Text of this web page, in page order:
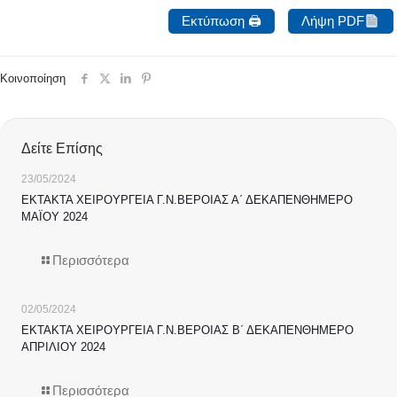
Εκτύπωση 🖨 Λήψη PDF
Κοινοποίηση
Δείτε Επίσης
23/05/2024
ΕΚΤΑΚΤΑ ΧΕΙΡΟΥΡΓΕΙΑ Γ.Ν.ΒΕΡΟΙΑΣ Α΄ ΔΕΚΑΠΕΝΘΗΜΕΡΟ
ΜΑΪΟΥ 2024
Περισσότερα
02/05/2024
ΕΚΤΑΚΤΑ ΧΕΙΡΟΥΡΓΕΙΑ Γ.Ν.ΒΕΡΟΙΑΣ Β΄ ΔΕΚΑΠΕΝΘΗΜΕΡΟ
ΑΠΡΙΛΙΟΥ 2024
Περισσότερα